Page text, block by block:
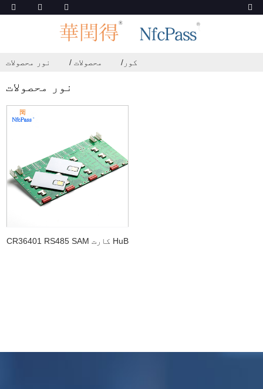
کور محصولات نور محصولات
نور محصولات
CR36401 RS485 SAM کارت HuB